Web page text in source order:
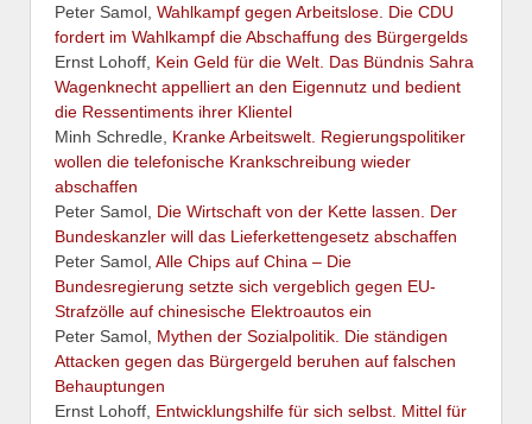
Peter Samol, Wahlkampf gegen Arbeitslose. Die CDU
fordert im Wahlkampf die Abschaffung des Bürgergelds
Ernst Lohoff, Kein Geld für die Welt. Das Bündnis Sahra
Wagenknecht appelliert an den Eigennutz und bedient
die Ressentiments ihrer Klientel
Minh Schredle, Kranke Arbeitswelt. Regierungspolitiker
wollen die telefonische Krankschreibung wieder
abschaffen
Peter Samol, Die Wirtschaft von der Kette lassen. Der
Bundeskanzler will das Lieferkettengesetz abschaffen
Peter Samol, Alle Chips auf China – Die
Bundesregierung setzte sich vergeblich gegen EU-
Strafzölle auf chinesische Elektroautos ein
Peter Samol, Mythen der Sozialpolitik. Die ständigen
Attacken gegen das Bürgergeld beruhen auf falschen
Behauptungen
Ernst Lohoff, Entwicklungshilfe für sich selbst. Mittel für